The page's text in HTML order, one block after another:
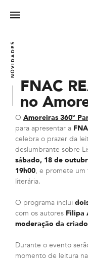
mainMenu
NOVIDADES
FNAC
no
O Amoreiras 360º
para apresentar a
celebra o prazer da
deslumbrante sobre
sábado, 18 de
19h00, e promete um
literária.
O programa inclui
com os autores Filipa
moderação da
Durante o evento
momento de leitura